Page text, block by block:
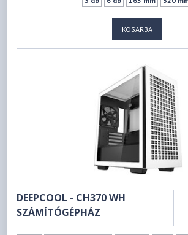
KOSÁRBA
DEEPCOOL - CH370 WH
SZÁMÍTÓGÉPHÁZ